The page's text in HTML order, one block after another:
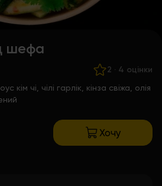
шефа
2 · 4 оцінки
кім чі, чілі гарлік, кінза свіжа, олія
Хочу